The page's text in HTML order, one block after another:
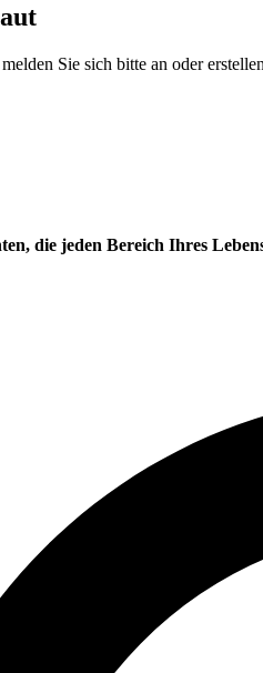
Sie sich bitte an oder
die jeden Bereich Ihres